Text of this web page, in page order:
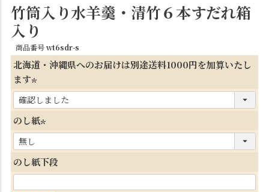
竹筒入り水羊羹・清竹６本すだれ箱
入り
商品番号wt6sdr-s
北海道・沖縄県へのお届けは別途送料1000円を加算いたし
ます
(
必
須
)
のし紙
必
須
のし紙下段